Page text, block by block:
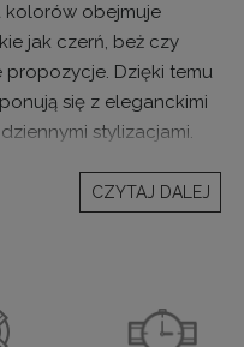
kolorów obejmuje
jak czerń, beż czy
Dzięki temu
się z eleganckimi
stylizacjami.
garderoby
funkcjonalności,
CZYTAJ DALEJ